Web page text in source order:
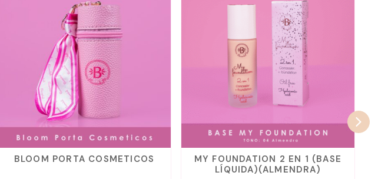
BLOOM PORTA COSMETICOS
MY FOUNDATION 2 EN 1 (BASE
LÍQUIDA)(ALMENDRA)